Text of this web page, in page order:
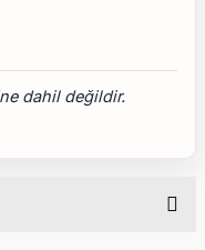
dahil değildir.